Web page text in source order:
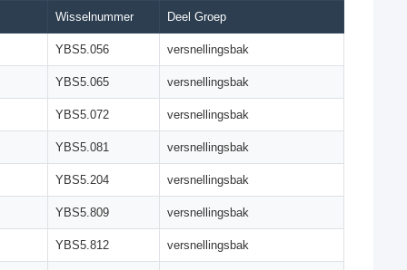
Wisselnummer Deel Groep
YBS5.056 versnellingsbak
YBS5.065 versnellingsbak
YBS5.072 versnellingsbak
YBS5.081 versnellingsbak
YBS5.204 versnellingsbak
YBS5.809 versnellingsbak
YBS5.812 versnellingsbak